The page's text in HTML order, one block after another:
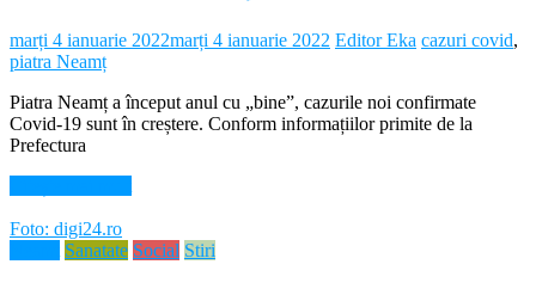
marți 4 ianuarie 2022marți 4 ianuarie 2022 Editor Eka cazuri covid,
piatra Neamț
Piatra Neamț a început anul cu „bine”, cazurile noi confirmate
Covid-19 sunt în creștere. Conform informațiilor primite de la
Prefectura
Foto: digi24.ro
Sanatate Social Stiri